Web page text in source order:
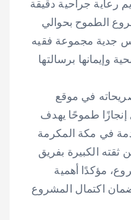
رعاية جراحية دقيقة
الطموح بحوالي
جدية مجموعة فقيه
وإيمانها برسالتها
في موقع
طموحًا يهدف
في مكة المكرمة
الكبيرة بفريق
مؤكدًا أهمية
اكتمال المشروع